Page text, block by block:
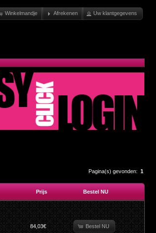
Winkelmandje Afrekenen Uw klantgegevens
Pagina(s) gevonden: 1
Prijs Bestel NU
84,03€ Bestel NU